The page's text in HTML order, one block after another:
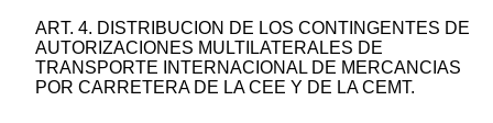
ART. 4. DISTRIBUCION DE LOS CONTINGENTES DE
AUTORIZACIONES MULTILATERALES DE
TRANSPORTE INTERNACIONAL DE MERCANCIAS
POR CARRETERA DE LA CEE Y DE LA CEMT.